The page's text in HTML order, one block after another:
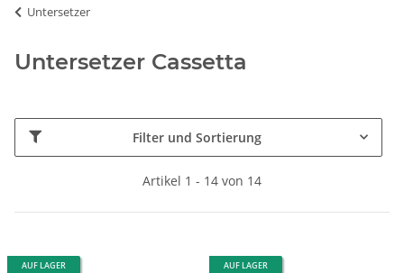
Untersetzer
Untersetzer Cassetta
Filter und Sortierung
Artikel 1 - 14 von 14
AUF LAGER AUF LAGER